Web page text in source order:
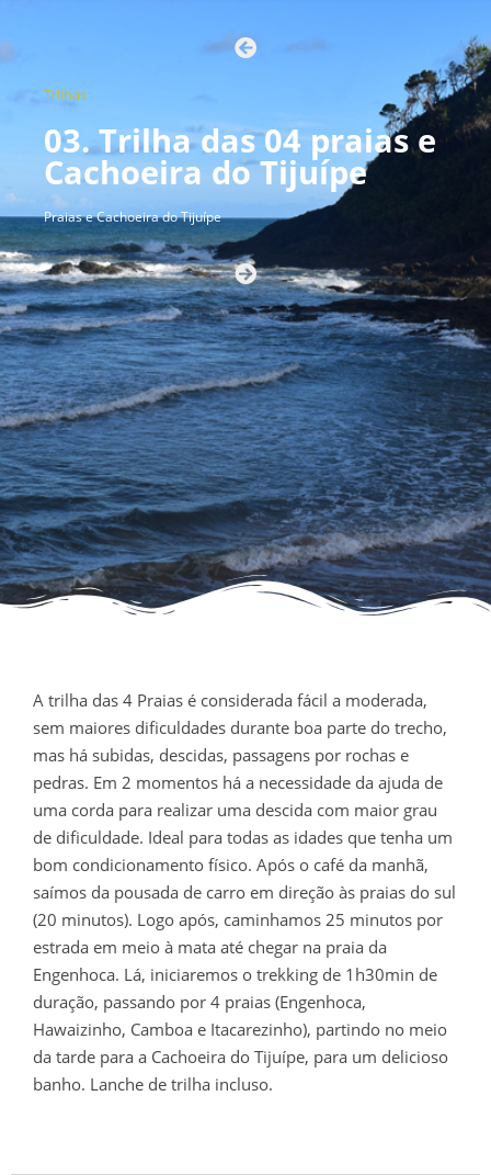
Trilhas
03. Trilha das 04 praias e
Cachoeira do Tijuípe
Praias e Cachoeira do Tijuípe
A trilha das 4 Praias é considerada fácil a moderada,
sem maiores dificuldades durante boa parte do trecho,
mas há subidas, descidas, passagens por rochas e
pedras. Em 2 momentos há a necessidade da ajuda de
uma corda para realizar uma descida com maior grau
de dificuldade. Ideal para todas as idades que tenha um
bom condicionamento físico. Após o café da manhã,
saímos da pousada de carro em direção às praias do sul
(20 minutos). Logo após, caminhamos 25 minutos por
estrada em meio à mata até chegar na praia da
Engenhoca. Lá, iniciaremos o trekking de 1h30min de
duração, passando por 4 praias (Engenhoca,
Hawaizinho, Camboa e Itacarezinho), partindo no meio
da tarde para a Cachoeira do Tijuípe, para um delicioso
banho. Lanche de trilha incluso.